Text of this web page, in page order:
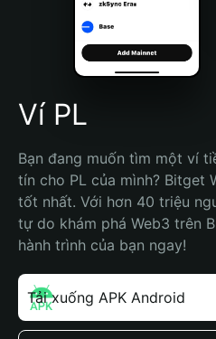
Português (Brasil)
Español (Argentina)
Ví PL
Bạn đang muốn tìm một ví
tín cho PL của mình? Bitget
tốt nhất. Với hơn 40 triệu
tự do khám phá Web3 trên
hành trình của bạn ngay!
Tải xuống APK Android